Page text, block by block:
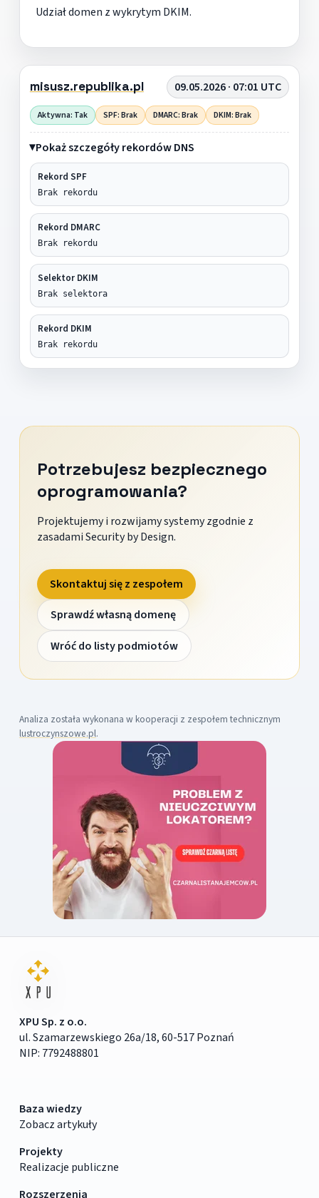
Udział domen z wykrytym DKIM.
misusz.republika.pl 09.05.2026 · 07:01 UTC
Aktywna: Tak SPF: Brak DMARC: Brak DKIM: Brak
Pokaż szczegóły rekordów DNS
Rekord SPF
Brak rekordu
Rekord DMARC
Brak rekordu
Selektor DKIM
Brak selektora
Rekord DKIM
Brak rekordu
Potrzebujesz bezpiecznego
oprogramowania?
Projektujemy i rozwijamy systemy zgodnie z
zasadami Security by Design.
Skontaktuj się z zespołem
Sprawdź własną domenę
Wróć do listy podmiotów
Analiza została wykonana w kooperacji z zespołem technicznym
lustroczynszowe.pl.
XPU Sp. z o.o.
ul. Szamarzewskiego 26a/18, 60-517 Poznań
NIP: 7792488801
Baza wiedzy
Zobacz artykuły
Projekty
Realizacje publiczne
Rozszerzenia